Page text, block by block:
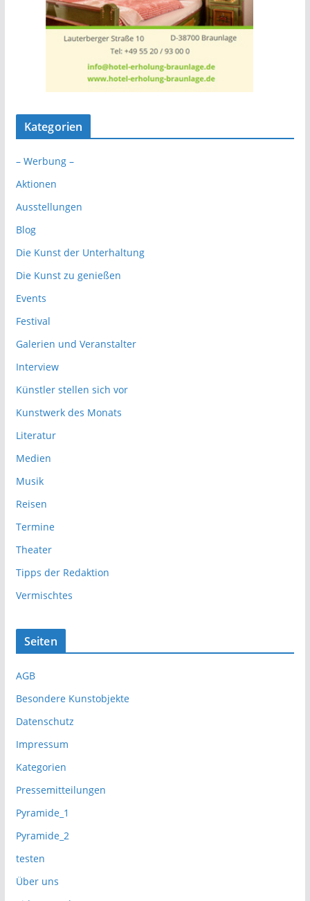
Kategorien
– Werbung –
Aktionen
Ausstellungen
Blog
Die Kunst der Unterhaltung
Die Kunst zu genießen
Events
Festival
Galerien und Veranstalter
Interview
Künstler stellen sich vor
Kunstwerk des Monats
Literatur
Medien
Musik
Reisen
Termine
Theater
Tipps der Redaktion
Vermischtes
Seiten
AGB
Besondere Kunstobjekte
Datenschutz
Impressum
Kategorien
Pressemitteilungen
Pyramide_1
Pyramide_2
testen
Über uns